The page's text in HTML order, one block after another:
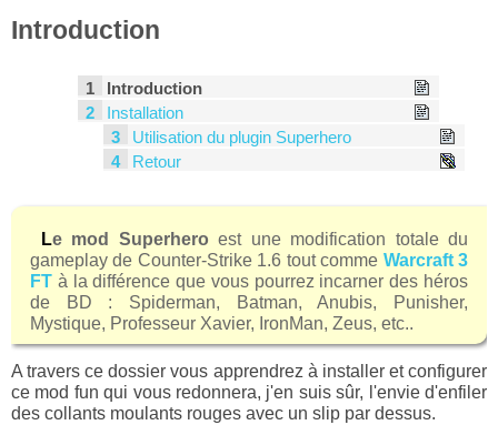
Introduction
1
Introduction
2
Installation
3
Utilisation du plugin Superhero
4
Retour
Le mod Superhero est une modification totale du
gameplay de Counter-Strike 1.6 tout comme Warcraft 3
FT à la différence que vous pourrez incarner des héros
de BD : Spiderman, Batman, Anubis, Punisher,
Mystique, Professeur Xavier, IronMan, Zeus, etc..
A travers ce dossier vous apprendrez à installer et configurer
ce mod fun qui vous redonnera, j'en suis sûr, l'envie d'enfiler
des collants moulants rouges avec un slip par dessus.